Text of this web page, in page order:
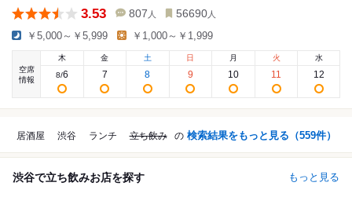
3.53 807 人 56690 人
￥5,000～￥5,999 ￥1,000～￥1,999
空席
情報
木
8/6
金
7
土
8
日
9
月
10
火
11
水
12
居酒屋 渋谷 ランチ 立ち飲み の 検索結果をもっと見る（559件）
渋谷で立ち飲みお店を探す もっと見る